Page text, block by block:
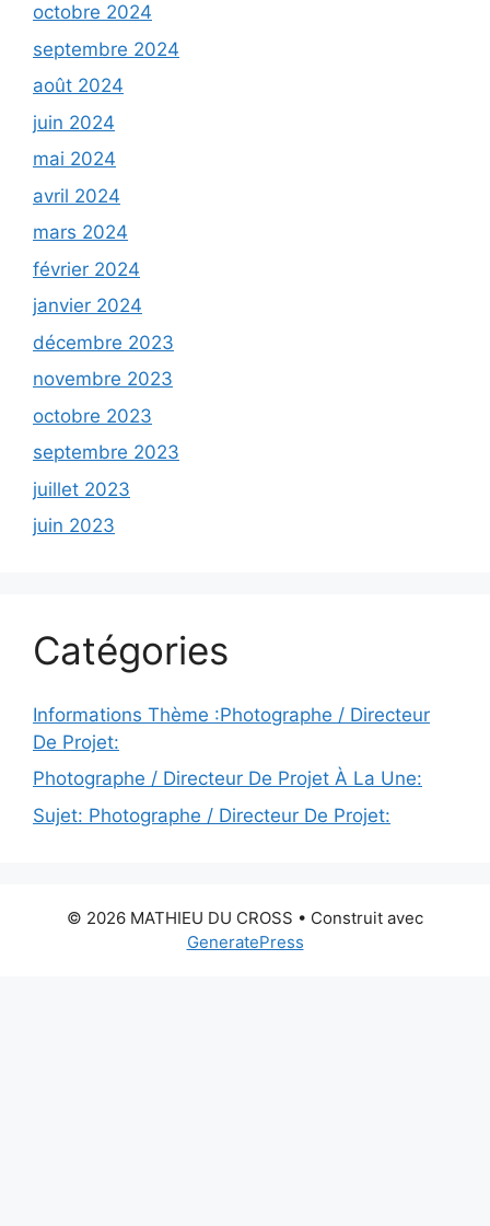
octobre 2024
septembre 2024
août 2024
juin 2024
mai 2024
avril 2024
mars 2024
février 2024
janvier 2024
décembre 2023
novembre 2023
octobre 2023
septembre 2023
juillet 2023
juin 2023
Catégories
Informations Thème :Photographe / Directeur
De Projet:
Photographe / Directeur De Projet À La Une:
Sujet: Photographe / Directeur De Projet:
© 2026 MATHIEU DU CROSS • Construit avec
GeneratePress